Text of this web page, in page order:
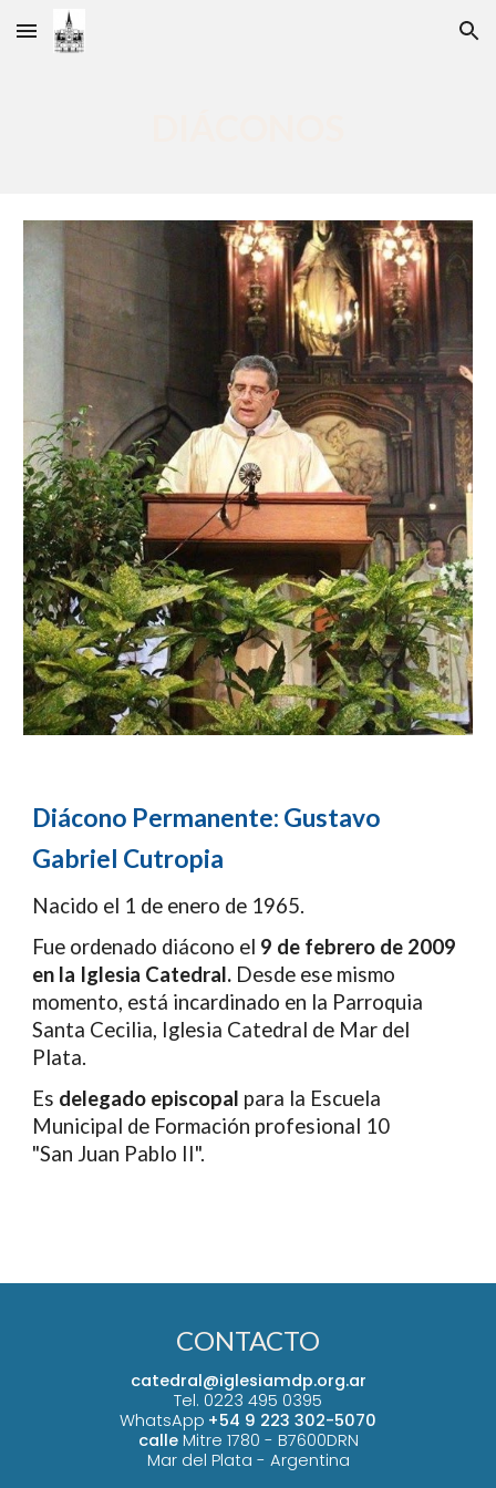
Skip to main content Skip to navigation
Diácono Permanente: Gustavo
Gabriel Cutropia
Nacido el 1 de enero de 1965.
Fue ordenado diácono el 9 de febrero de 2009
en la Iglesia Catedral. Desde ese mismo
momento, está incardinado en la Parroquia
Santa Cecilia, Iglesia Catedral de Mar del
Plata.
Es delegado episcopal para la Escuela
Municipal de Formación profesional 10
"San Juan Pablo II".
CONTACTO
catedral@iglesiamdp.org.ar
Tel. 0223 495 0395
WhatsApp +54 9 223 302-5070
calle Mitre 1780 - B7600DRN
Mar del Plata - Argentina